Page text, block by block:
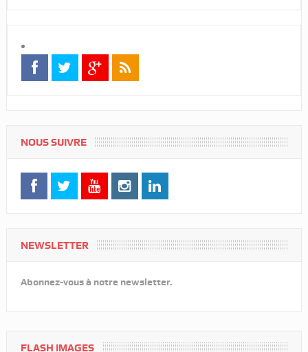
NOUS SUIVRE
NEWSLETTER
Abonnez-vous à notre newsletter.
FLASH IMAGES